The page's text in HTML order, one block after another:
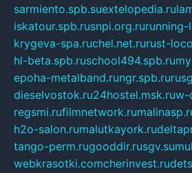
sarmiento.spb.suextelopedia.ru
iskatour.spb.rusnpi.org.rurunning-
krygeva-spa.ruchel.net.rurust-
hl-beta.spb.ruschool494.spb.ru
epoha-metalband.rungr.spb.ru
dieselvostok.ru24hostel.msk.ruw-
regsmi.rufilmnetwork.ru
h2o-salon.rumalutkayork.ru
tango-perm.rugooddir.rusgv.su
webkrasotki.comcherinvest.ru